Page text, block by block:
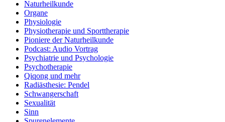
Naturheilkunde
Organe
Physiologie
Physiotherapie und Sporttherapie
Pioniere der Naturheilkunde
Podcast: Audio Vortrag
Psychiatrie und Psychologie
Psychotherapie
Qiqong und mehr
Radiästhesie: Pendel
Schwangerschaft
Sexualität
Sinn